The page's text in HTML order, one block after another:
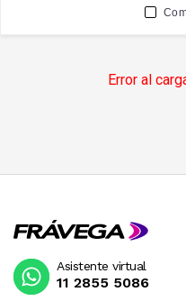
Error al
Asistente virtual
11 2855 5086